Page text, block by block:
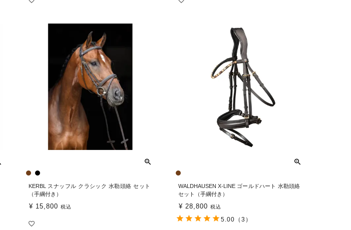
KERBL スナッフル クラシック 水勒頭絡 セット
（手綱付き）
¥ 15,800 税込
WALDHAUSEN X-LINE ゴールドハート 水勒頭絡
セット（手綱付き）
¥ 28,800 税込
5.00 （3）